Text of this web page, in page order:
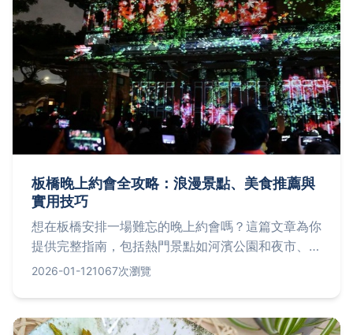
板橋晚上約會全攻略：浪漫景點、美食推薦與
實用技巧
想在板橋安排一場難忘的晚上約會嗎？這篇文章為你
提供完整指南，包括熱門景點如河濱公園和夜市、餐
廳選擇從高級料理到平價小吃、活動建議以及注意事
雷，打造完美浪漫夜晚。無論是初次約會還是紀念
2026-01-121067次瀏覽